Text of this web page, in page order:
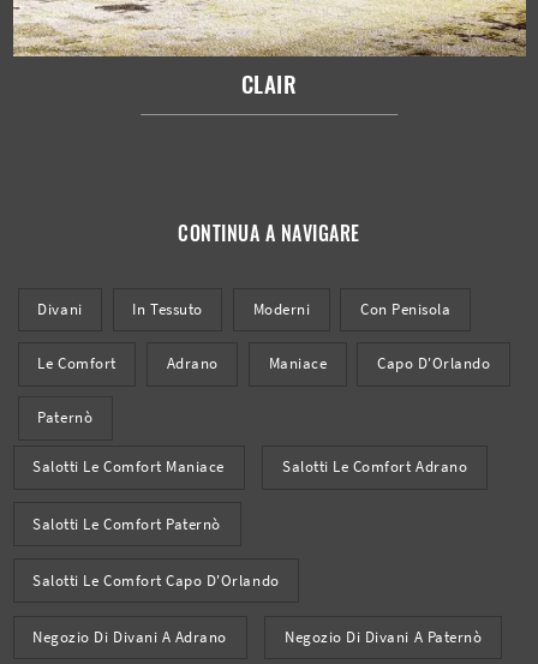
CLAIR
CONTINUA A NAVIGARE
Divani In Tessuto Moderni Con Penisola
Le Comfort Adrano Maniace Capo D'Orlando
Paternò
Salotti Le Comfort Maniace Salotti Le Comfort Adrano
Salotti Le Comfort Paternò
Salotti Le Comfort Capo D'Orlando
Negozio Di Divani A Adrano Negozio Di Divani A Paternò